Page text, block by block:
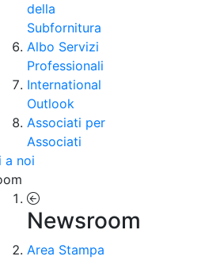
della
Subfornitura
Albo Servizi
Professionali
International
Outlook
Associati per
Associati
a noi
Newsroom
Area Stampa